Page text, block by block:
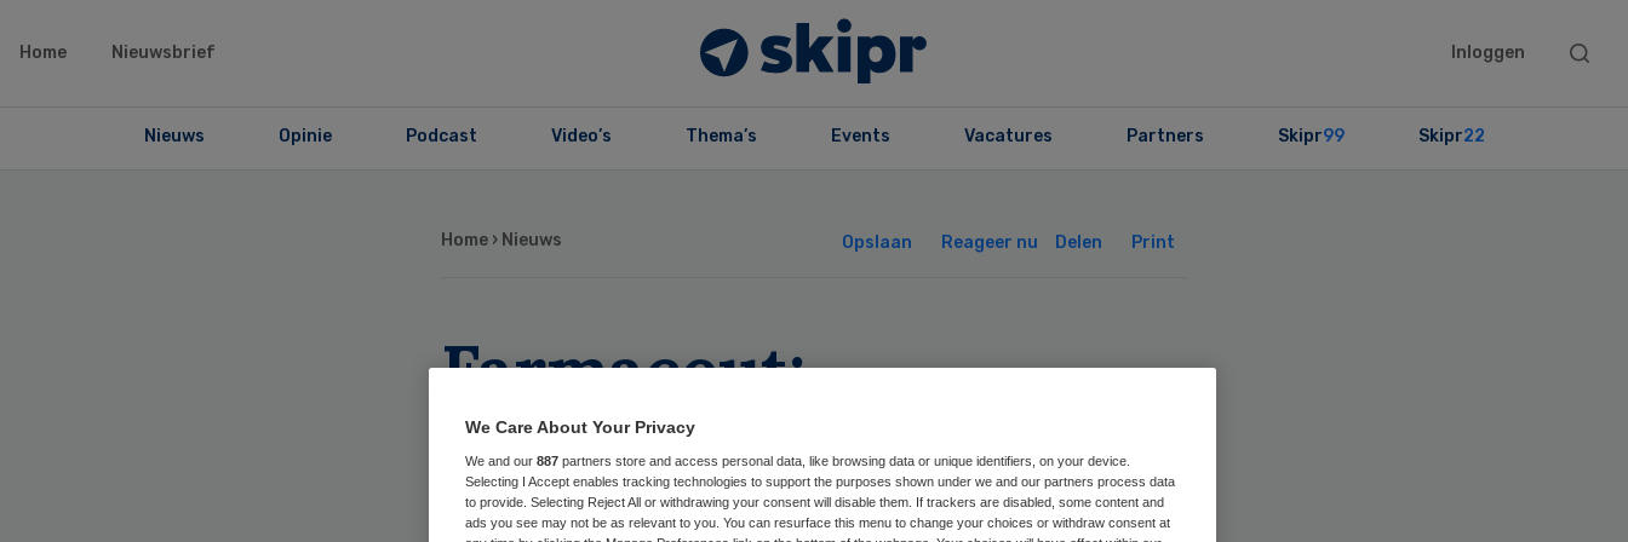
Home Nieuwsbrief Inloggen
Search
Nieuws Opinie Podcast Video’s Thema’s Events Vacatures Partners Skipr99 Skipr22
Home › Nieuws Opslaan Reageer nu Delen Print
Farmaceut:
spierverslapper niet
bij doodstraf
We Care About Your Privacy
We and our 887 partners store and access personal data, like browsing data or unique identifiers, on your device.
Selecting I Accept enables tracking technologies to support the purposes shown under we and our partners process data
to provide. Selecting Reject All or withdrawing your consent will disable them. If trackers are disabled, some content and
ads you see may not be as relevant to you. You can resurface this menu to change your choices or withdraw consent at